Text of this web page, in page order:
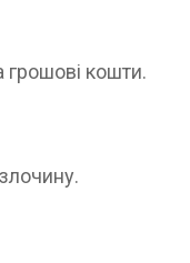
грошові кошти.